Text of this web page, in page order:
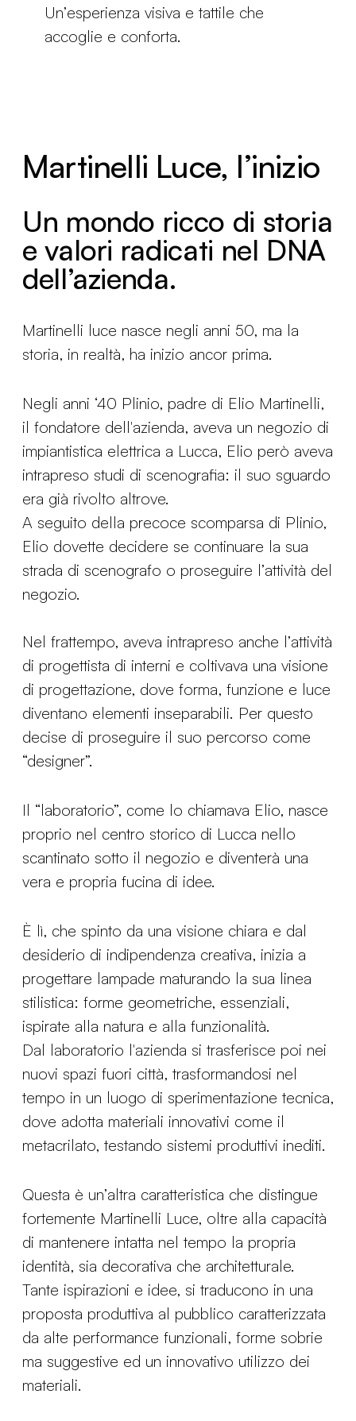
Un’esperienza visiva e tattile che
accoglie e conforta.
Martinelli Luce, l’inizio
Un mondo ricco di storia
e valori radicati nel DNA
dell’azienda.
Martinelli luce nasce negli anni 50, ma la
storia, in realtà, ha inizio ancor prima.
Negli anni ‘40 Plinio, padre di Elio Martinelli,
il fondatore dell'azienda, aveva un negozio di
impiantistica elettrica a Lucca, Elio però aveva
intrapreso studi di scenografia: il suo sguardo
era già rivolto altrove.
A seguito della precoce scomparsa di Plinio,
Elio dovette decidere se continuare la sua
strada di scenografo o proseguire l’attività del
negozio.
Nel frattempo, aveva intrapreso anche l’attività
di progettista di interni e coltivava una visione
di progettazione, dove forma, funzione e luce
diventano elementi inseparabili. Per questo
decise di proseguire il suo percorso come
“designer”.
Il “laboratorio”, come lo chiamava Elio, nasce
proprio nel centro storico di Lucca nello
scantinato sotto il negozio e diventerà una
vera e propria fucina di idee.
È lì, che spinto da una visione chiara e dal
desiderio di indipendenza creativa, inizia a
progettare lampade maturando la sua linea
stilistica: forme geometriche, essenziali,
ispirate alla natura e alla funzionalità.
Dal laboratorio l'azienda si trasferisce poi nei
nuovi spazi fuori città, trasformandosi nel
tempo in un luogo di sperimentazione tecnica,
dove adotta materiali innovativi come il
metacrilato, testando sistemi produttivi inediti.
Questa è un’altra caratteristica che distingue
fortemente Martinelli Luce, oltre alla capacità
di mantenere intatta nel tempo la propria
identità, sia decorativa che architetturale.
Tante ispirazioni e idee, si traducono in una
proposta produttiva al pubblico caratterizzata
da alte performance funzionali, forme sobrie
ma suggestive ed un innovativo utilizzo dei
materiali.